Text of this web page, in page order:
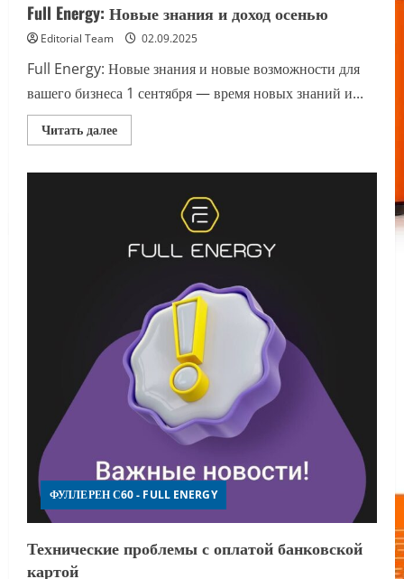
компании
Full Energy: Новые знания и доход осенью
Editorial Team 02.09.2025
Full Energy: Новые знания и новые возможности для
вашего бизнеса 1 сентября — время новых знаний и...
Читать далееПрочитать
больше
осенью
ФУЛЛЕРЕН С60 - FULL ENERGY
Технические проблемы с оплатой банковской
картой